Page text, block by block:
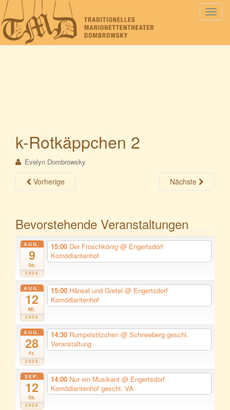
S
k-Rotkäppchen 2
Evelyn Dombrowsky
Vorherige Nächste
Bevorstehende Veranstaltungen
AUG.
9
So.
2026
15:00 Der Froschkönig @ Engertsdorf
Komödiantenhof
AUG.
12
Mi.
2026
15:00 Hänsel und Gretel @ Engertsdorf
Komödiantenhof
AUG.
28
Fr.
2026
14:30 Rumpelstilzchen @ Schneeberg geschl.
Veranstaltung
SEP.
12
Sa.
2026
14:00 Nur ein Musikant @ Engertsdorf
Komödiantenhof geschl. VA